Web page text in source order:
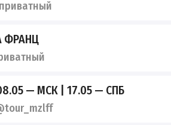
приватный
ФРАНЦ
— МСК | 17.05 — СПБ